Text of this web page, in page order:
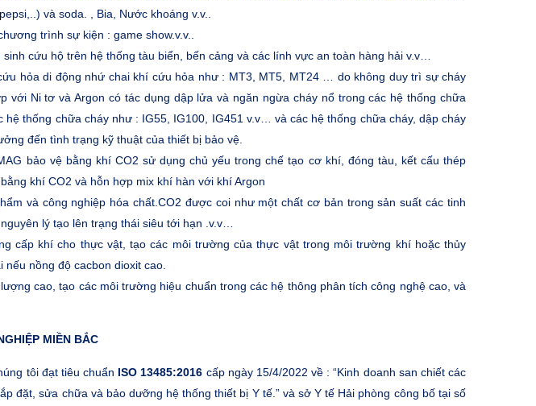
và soda. , Bia, Nước khoáng v.v..
trình sự kiện : game show.v.v..
cứu hộ trên hệ thống tàu biển, bến cảng và các lính vực an toàn hàng hải v.v…
hỏa di động nhứ chai khí cứu hỏa như : MT3, MT5, MT24 … do không duy trì sự cháy
với Ni tơ và Argon có tác dụng dập lửa và ngăn ngừa cháy nổ trong các hệ thống chữa
hệ thống chữa cháy như : IG55, IG100, IG451 v.v… và các hệ thống chữa cháy, dập cháy
đến tình trạng kỹ thuật của thiết bị bảo vệ.
bảo vệ bằng khí CO2 sử dụng chủ yếu trong chế tạo cơ khí, đóng tàu, kết cấu thép
khí CO2 và hỗn hợp mix khí hàn với khí Argon
và công nghiệp hóa chất.CO2 được coi như một chất cơ bản trong sản suất các tinh
lý tạo lên trạng thái siêu tới hạn .v.v…
cấp khí cho thực vật, tạo các môi trường của thực vật trong môi trường khí hoặc thủy
nồng độ cacbon dioxit cao.
cao, tạo các môi trường hiệu chuẩn trong các hệ thông phân tích công nghệ cao, và
MIỀN BẮC
tôi đạt tiêu chuẩn ISO 13485:2016 cấp ngày 15/4/2022 về : “Kinh doanh san chiết các
đặt, sửa chữa và bảo dưỡng hệ thống thiết bị Y tế.” và sở Y tế Hải phòng công bố tại số